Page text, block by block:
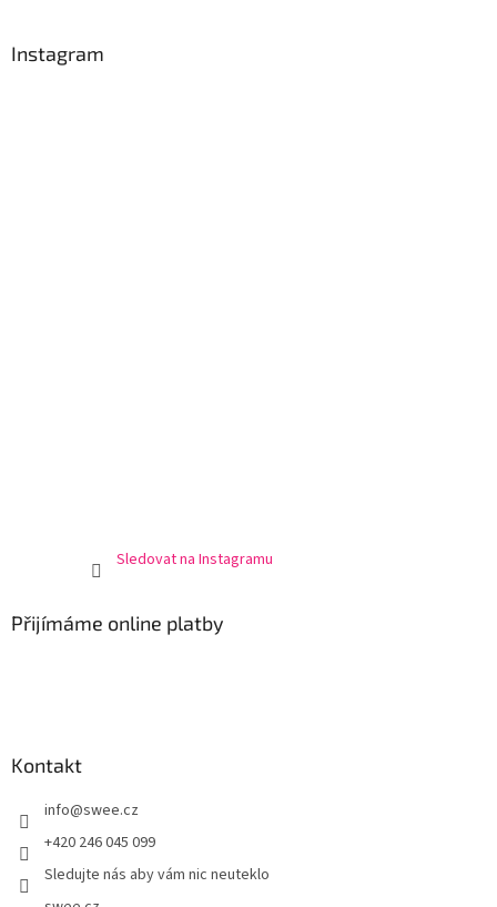
Instagram
Sledovat na Instagramu
Přijímáme online platby
Kontakt
info@swee.cz
+420 246 045 099
Sledujte nás aby vám nic neuteklo